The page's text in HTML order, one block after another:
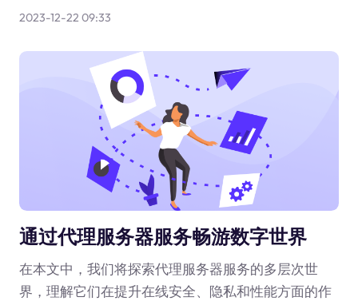
2023-12-22 09:33
通过代理服务器服务畅游数字世界
在本文中，我们将探索代理服务器服务的多层次世
界，理解它们在提升在线安全、隐私和性能方面的作